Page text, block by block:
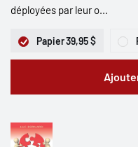
déployées par leur o...
Papier39,95 $